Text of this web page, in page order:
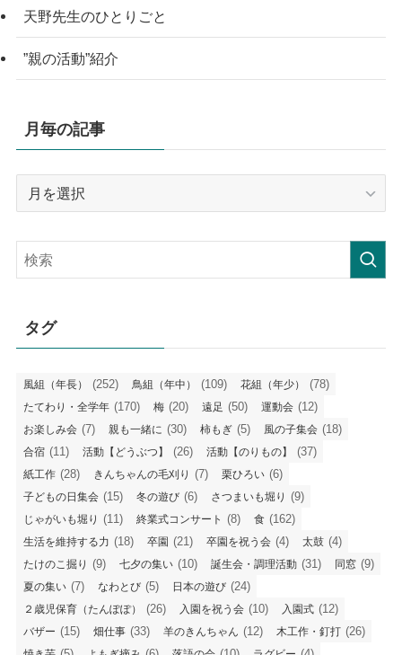
天野先生のひとりごと
”親の活動”紹介
月毎の記事
記
事
タグ
風組（年長） (252) 鳥組（年中） (109) 花組（年少） (78)
たてわり・全学年 (170) 梅 (20) 遠足 (50) 運動会 (12)
お楽しみ会 (7) 親も一緒に (30) 柿もぎ (5) 風の子集会 (18)
合宿 (11) 活動【どうぶつ】 (26) 活動【のりもの】 (37)
紙工作 (28) きんちゃんの毛刈り (7) 栗ひろい (6)
子どもの日集会 (15) 冬の遊び (6) さつまいも堀り (9)
じゃがいも堀り (11) 終業式コンサート (8) 食 (162)
生活を維持する力 (18) 卒園 (21) 卒園を祝う会 (4) 太鼓 (4)
たけのこ掘り (9) 七夕の集い (10) 誕生会・調理活動 (31) 同窓 (9)
夏の集い (7) なわとび (5) 日本の遊び (24)
２歳児保育（たんぽぽ） (26) 入園を祝う会 (10) 入園式 (12)
バザー (15) 畑仕事 (33) 羊のきんちゃん (12) 木工作・釘打 (26)